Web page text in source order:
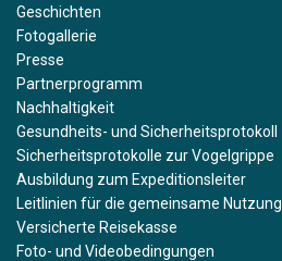
Geschichten
Fotogallerie
Presse
Partnerprogramm
Nachhaltigkeit
Gesundheits- und Sicherheitsprotokoll
Sicherheitsprotokolle zur Vogelgrippe
Ausbildung zum Expeditionsleiter
Leitlinien für die gemeinsame Nutzung
Versicherte Reisekasse
Foto- und Videobedingungen